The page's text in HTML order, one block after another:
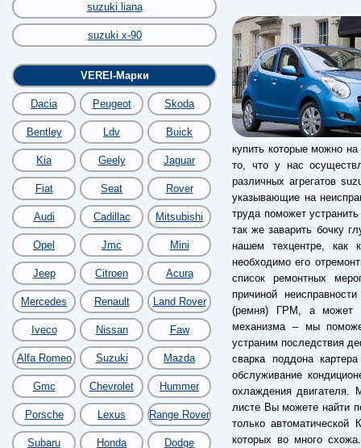
suzuki liana
suzuki x-90
VEREI-Марки
Dacia Peugeot Skoda
Bentley Ldv Buick
Kia Geely Jaguar
Fiat Seat Rover
Audi Cadillac Mitsubishi
Opel Jmc Mini
Jeep Citroen Acura
Mercedes Renault Land Rover
Iveco Nissan Faw
Alfa Romeo Suzuki Mazda
Gmc Chevrolet Hummer
Porsche Lexus Range Rover
Subaru Honda Dodge
купить которые можно
то, что у нас
различных агрегатов
указывающие на
труда поможет
так же заварить бочку
нашем техцентре, как
необходимо его
список ремонтных
причиной
(ремня) ГРМ, а может
механизма – мы
устраним последствия
сварка поддона
обслуживание
охлаждения
листе Вы можете найти
только
которых во много